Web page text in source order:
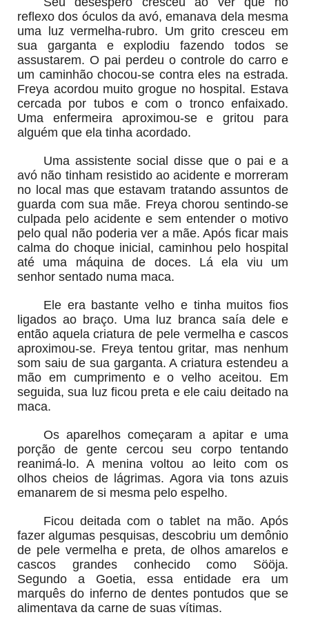
reflexo dos óculos da avó, emanava dela mesma
uma luz vermelha-rubro. Um grito cresceu em
sua garganta e explodiu fazendo todos se
assustarem. O pai perdeu o controle do carro e
um caminhão chocou-se contra eles na estrada.
Freya acordou muito grogue no hospital. Estava
cercada por tubos e com o tronco enfaixado.
Uma enfermeira aproximou-se e gritou para
alguém que ela tinha acordado.
Uma assistente social disse que o pai e a
avó não tinham resistido ao acidente e morreram
no local mas que estavam tratando assuntos de
guarda com sua mãe. Freya chorou sentindo-se
culpada pelo acidente e sem entender o motivo
pelo qual não poderia ver a mãe. Após ficar mais
calma do choque inicial, caminhou pelo hospital
até uma máquina de doces. Lá ela viu um
senhor sentado numa maca.
Ele era bastante velho e tinha muitos fios
ligados ao braço. Uma luz branca saía dele e
então aquela criatura de pele vermelha e cascos
aproximou-se. Freya tentou gritar, mas nenhum
som saiu de sua garganta. A criatura estendeu a
mão em cumprimento e o velho aceitou. Em
seguida, sua luz ficou preta e ele caiu deitado na
maca.
Os aparelhos começaram a apitar e uma
porção de gente cercou seu corpo tentando
reanimá-lo. A menina voltou ao leito com os
olhos cheios de lágrimas. Agora via tons azuis
emanarem de si mesma pelo espelho.
Ficou deitada com o tablet na mão. Após
fazer algumas pesquisas, descobriu um demônio
de pele vermelha e preta, de olhos amarelos e
cascos grandes conhecido como Sööja.
Segundo a Goetia, essa entidade era um
marquês do inferno de dentes pontudos que se
alimentava da carne de suas vítimas.